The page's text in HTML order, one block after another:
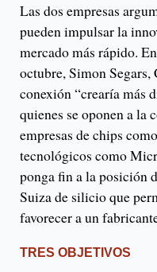
Las dos empresas
pueden impulsar la
mercado más rápido.
octubre, Simon
conexión “crearía más
quienes se oponen a la
empresas de chips
tecnológicos como
ponga fin a la posición
Suiza de silicio que
favorecer a un
TRES OBJETIVOS